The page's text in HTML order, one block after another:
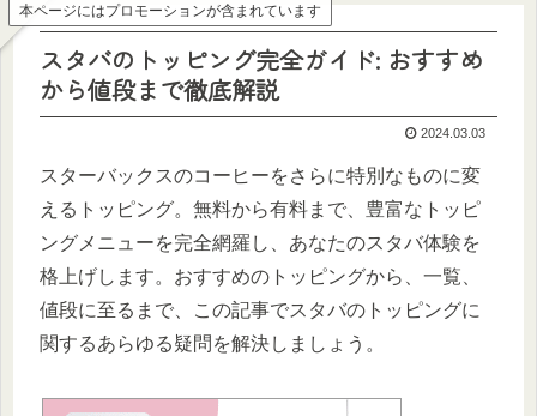
本ページにはプロモーションが含まれています
スタバのトッピング完全ガイド: おすすめ
から値段まで徹底解説
2024.03.03
スターバックスのコーヒーをさらに特別なものに変
えるトッピング。無料から有料まで、豊富なトッピ
ングメニューを完全網羅し、あなたのスタバ体験を
格上げします。おすすめのトッピングから、一覧、
値段に至るまで、この記事でスタバのトッピングに
関するあらゆる疑問を解決しましょう。